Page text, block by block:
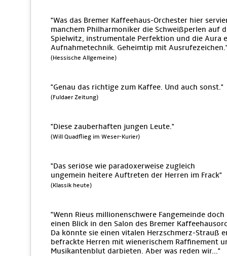
"Was das Bremer Kaffeehaus-Orchester hier
manchem Philharmoniker die Schweißperlen auf
Spielwitz, instrumentale Perfektion und die Aura
Aufnahmetechnik. Geheimtip mit
(Hessische Allgemeine)
"Genau das richtige zum Kaffee. Und auch sonst."
(Fuldaer Zeitung)
"Diese zauberhaften jungen Leute."
(Will Quadflieg im Weser-Kurier)
"Das seriöse wie paradoxerweise zugleich
ungemein heitere Auftreten der Herren im Frack"
(Klassik heute)
"Wenn Rieus millionenschwere Fangemeinde
einen Blick in den Salon des Bremer
Da könnte sie einen vitalen Herzschmerz-Strauß
befrackte Herren mit wienerischem Raffinement
Musikantenblut darbieten. Aber was reden wir..."